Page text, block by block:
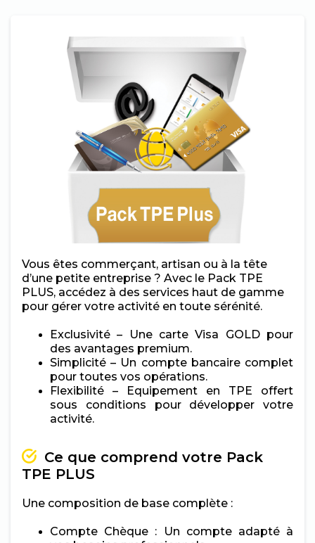
Vous êtes commerçant, artisan ou à la tête
d’une petite entreprise ? Avec le Pack TPE
PLUS, accédez à des services haut de gamme
pour gérer votre activité en toute sérénité.
Exclusivité – Une carte Visa GOLD pour
des avantages premium.
Simplicité – Un compte bancaire complet
pour toutes vos opérations.
Flexibilité – Equipement en TPE offert
sous conditions pour développer votre
activité.
Ce que comprend votre Pack
TPE PLUS
Une composition de base complète :
Compte Chèque : Un compte adapté à